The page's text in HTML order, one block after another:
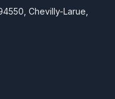
Chevilly-Larue,